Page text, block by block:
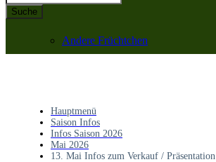
Andere Früchtchen
Vertrieb
Suche
Hauptmenü
Saison Infos
Infos Saison 2026
Mai 2026
13. Mai Infos zum Verkauf / Präsentation